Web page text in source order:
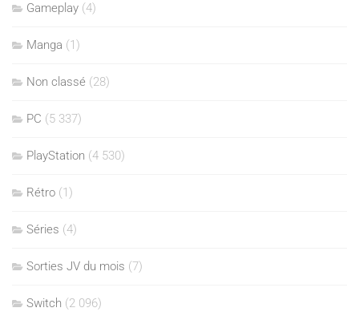
Gameplay (4)
Manga (1)
Non classé (28)
PC (5 337)
PlayStation (4 530)
Rétro (1)
Séries (4)
Sorties JV du mois (7)
Switch (2 096)